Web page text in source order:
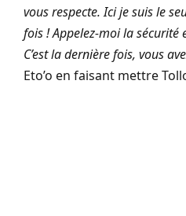
vous respecte. Ici je suis le
fois ! Appelez-moi la sécurité
C’est la dernière fois, vous
Eto’o en faisant mettre